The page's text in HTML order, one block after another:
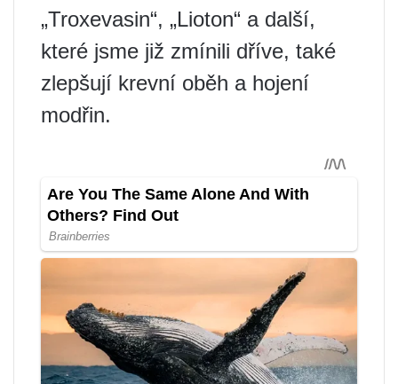
„Troxevasin“, „Lioton“ a další,
které jsme již zmínili dříve, také
zlepšují krevní oběh a hojení
modřin.